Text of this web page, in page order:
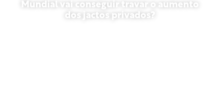
Mundial vai conseguir travar o aumento
dos jactos privados?